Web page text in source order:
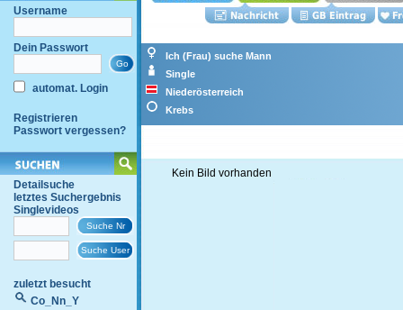
Username
Dein Passwort
automat. Login
Registrieren
Passwort vergessen?
Detailsuche
letztes Suchergebnis
Singlevideos
zuletzt besucht
Co_Nn_Y
Ich (Frau) suche Mann
Single
Niederösterreich
Krebs
Kein Bild vorhanden